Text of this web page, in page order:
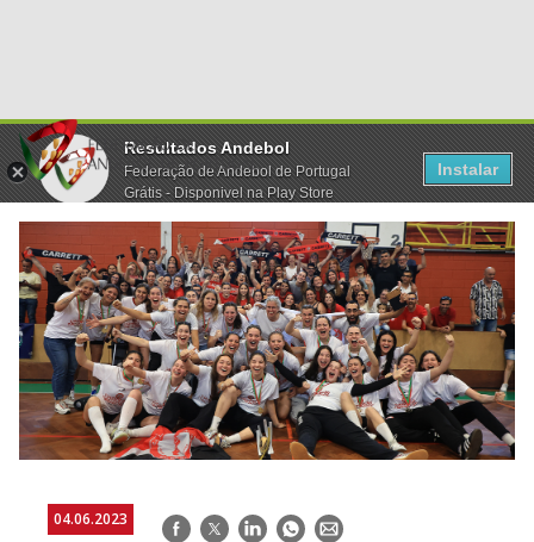
Resultados Andebol
Federação de Andebol de Portugal
Grátis - Disponivel na Play Store
Instalar
04.06.2023 Facebook
TwitterLinkedInWhatsApp
E-